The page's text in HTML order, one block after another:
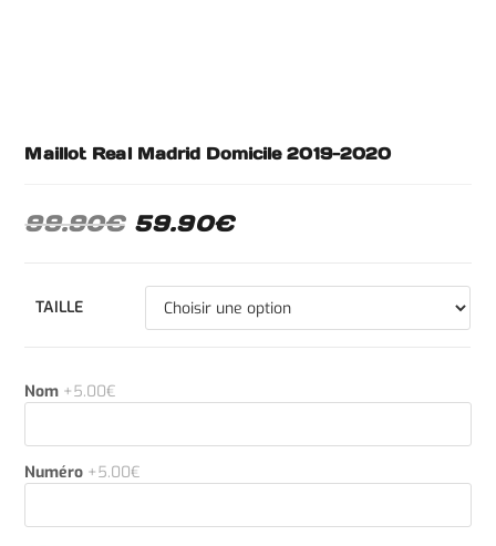
Maillot Real Madrid Domicile 2019-2020
99.90€ 59.90€
TAILLE
Nom +5.00€
Numéro +5.00€